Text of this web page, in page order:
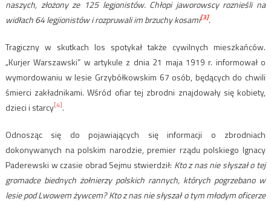
naszych, złożony ze 125 legjonistów. Chłopi jaworowscy roznieśli na
widłach 64 legjionistów i rozpruwali im brzuchy kosami[3].
Tragiczny w skutkach los spotykał także cywilnych mieszkańców.
„Kurjer Warszawski” w artykule z dnia 21 maja 1919 r. informował o
wymordowaniu w lesie Grzybółkowskim 67 osób, będących do chwili
śmierci zakładnikami. Wśród ofiar tej zbrodni znajdowały się kobiety,
dzieci i starcy[4].
Odnosząc się do pojawiających się informacji o zbrodniach
dokonywanych na polskim narodzie, premier rządu polskiego Ignacy
Paderewski w czasie obrad Sejmu stwierdził: Kto z nas nie słyszał o tej
gromadce biednych żołnierzy polskich rannych, których pogrzebano w
lesie pod Lwowem żywcem? Kto z nas nie słyszał o tym młodym oficerze